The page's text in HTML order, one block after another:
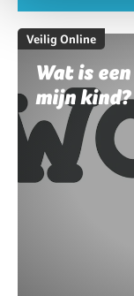
Veilig Online
Wat is
mijn kind?